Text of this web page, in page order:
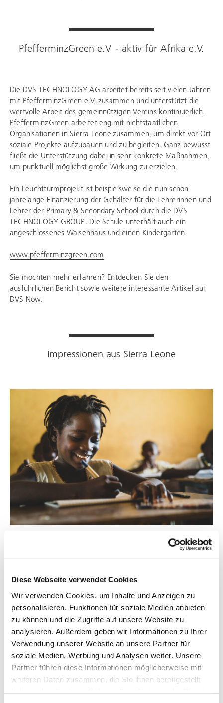
Diese Webseite verwendet Cookies
Wir verwenden Cookies, um Inhalte und Anzeigen zu
personalisieren, Funktionen für soziale Medien anbieten
zu können und die Zugriffe auf unsere Website zu
analysieren. Außerdem geben wir Informationen zu Ihrer
Verwendung unserer Website an unsere Partner für
soziale Medien, Werbung und Analysen weiter. Unsere
Partner führen diese Informationen möglicherweise mit
weiteren Daten zusammen, die Sie ihnen bereitgestellt
PfefferminzGreen e.V. - aktiv für Afrika e.V.
Die DVS TECHNOLOGY AG arbeitet bereits seit vielen Jahren
mit PfefferminzGreen e.V. zusammen und unterstützt die
wertvolle Arbeit des gemeinnützigen Vereins kontinuierlich.
PfefferminzGreen arbeitet eng mit nichtstaatlichen
Organisationen in Sierra Leone zusammen, um direkt vor Ort
soziale Projekte aufzubauen und zu begleiten. Ganz bewusst
fließt die Unterstützung dabei in sehr konkrete Maßnahmen,
um punktuell möglichst große Wirkung zu erzielen.
Ein Leuchtturmprojekt ist beispielsweise die nun schon
jahrelange Finanzierung der Gehälter für die Lehrerinnen und
Lehrer der Primary & Secondary School durch die DVS
TECHNOLOGY GROUP. Die Schule unterhält auch ein
angeschlossenes Waisenhaus und einen Kindergarten.
www.pfefferminzgreen.com
Sie möchten mehr erfahren? Entdecken Sie den
ausführlichen Berichtsowie weitere interessante Artikel auf
DVS Now.
Impressionen aus Sierra Leone
Amazonian Bi-Lingual-School
Erfahren Sie mehr